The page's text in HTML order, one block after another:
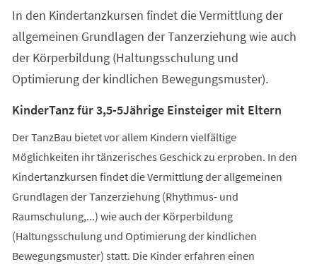
In den Kindertanzkursen findet die Vermittlung der
allgemeinen Grundlagen der Tanzerziehung wie auch
der Körperbildung (Haltungsschulung und
Optimierung der kindlichen Bewegungsmuster).
KinderTanz für 3,5-5Jährige Einsteiger mit Eltern
Der TanzBau bietet vor allem Kindern vielfältige
Möglichkeiten ihr tänzerisches Geschick zu erproben. In den
Kindertanzkursen findet die Vermittlung der allgemeinen
Grundlagen der Tanzerziehung (Rhythmus- und
Raumschulung,...) wie auch der Körperbildung
(Haltungsschulung und Optimierung der kindlichen
Bewegungsmuster) statt. Die Kinder erfahren einen